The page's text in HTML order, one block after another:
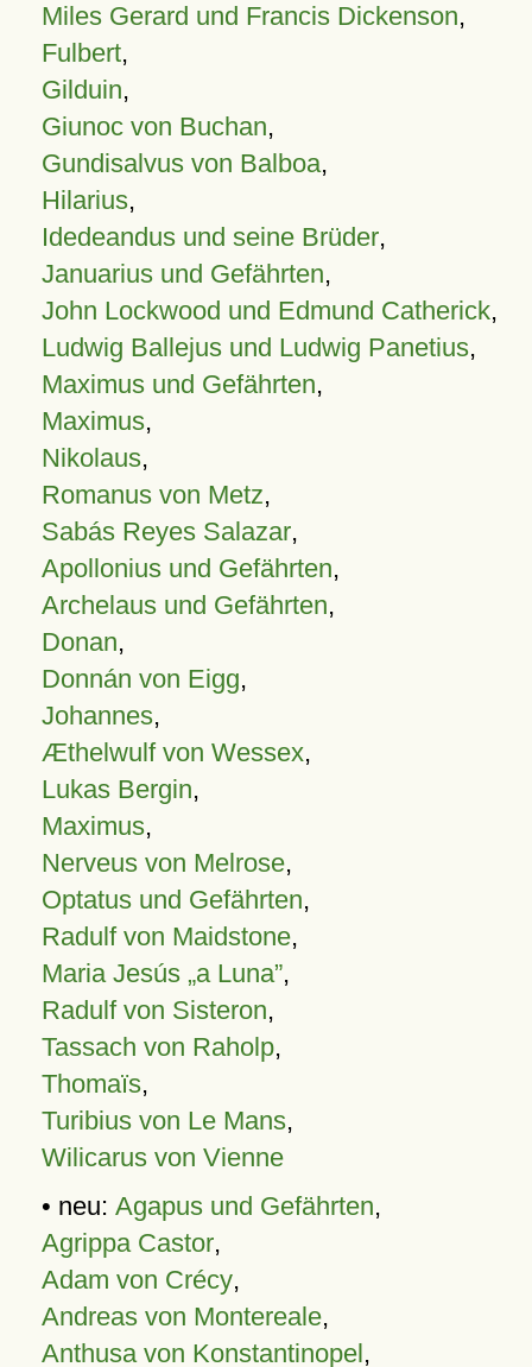
Miles Gerard und Francis Dickenson,
Fulbert,
Gilduin,
Giunoc von Buchan,
Gundisalvus von Balboa,
Hilarius,
Idedeandus und seine Brüder,
Januarius und Gefährten,
John Lockwood und Edmund Catherick,
Ludwig Ballejus und Ludwig Panetius,
Maximus und Gefährten,
Maximus,
Nikolaus,
Romanus von Metz,
Sabás Reyes Salazar,
Apollonius und Gefährten,
Archelaus und Gefährten,
Donan,
Donnán von Eigg,
Johannes,
Æthelwulf von Wessex,
Lukas Bergin,
Maximus,
Nerveus von Melrose,
Optatus und Gefährten,
Radulf von Maidstone,
Maria Jesús „a Luna”,
Radulf von Sisteron,
Tassach von Raholp,
Thomaïs,
Turibius von Le Mans,
Wilicarus von Vienne
• neu: Agapus und Gefährten,
Agrippa Castor,
Adam von Crécy,
Andreas von Montereale,
Anthusa von Konstantinopel,